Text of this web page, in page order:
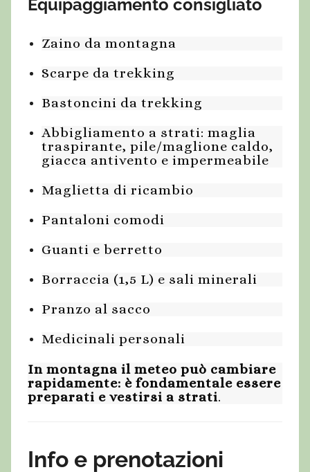
Equipaggiamento consigliato
Zaino da montagna
Scarpe da trekking
Bastoncini da trekking
Abbigliamento a strati: maglia
traspirante, pile/maglione caldo,
giacca antivento e impermeabile
Maglietta di ricambio
Pantaloni comodi
Guanti e berretto
Borraccia (1,5 L) e sali minerali
Pranzo al sacco
Medicinali personali
In montagna il meteo può cambiare
rapidamente: è fondamentale essere
preparati e vestirsi a strati.
Info e prenotazioni